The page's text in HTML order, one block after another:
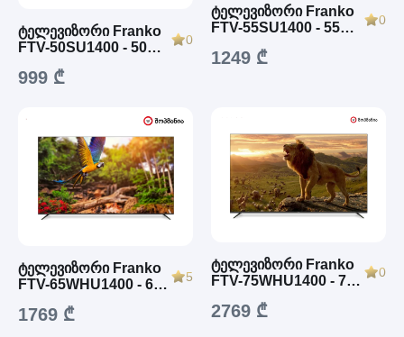
ტელევიზორი Franko
FTV-50SU1400 - 50
Smart TV
0
999 ₾
ტელევიზორი Franko
FTV-55SU1400 - 55
Smart TV
0
1249 ₾
ტელევიზორი Franko
FTV-65WHU1400 - 65
Smart TV
5
1769 ₾
ტელევიზორი Franko
FTV-75WHU1400 - 75
Smart TV
0
2769 ₾